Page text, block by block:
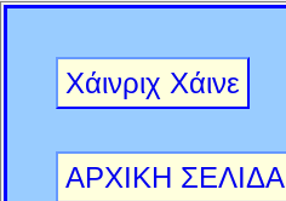
Χάινριχ Χάινε
ΑΡΧΙΚΗ ΣΕΛΙΔΑ